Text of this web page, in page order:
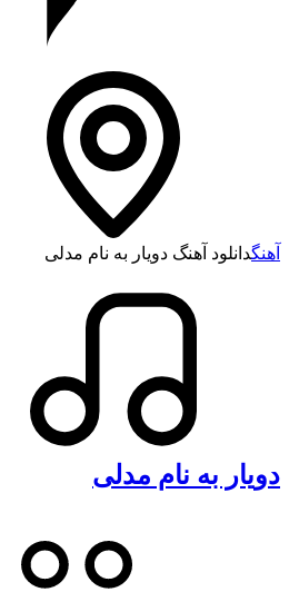
آهنگدانلود آهنگ دویار به نام مدلی
دویار به نام مدلی